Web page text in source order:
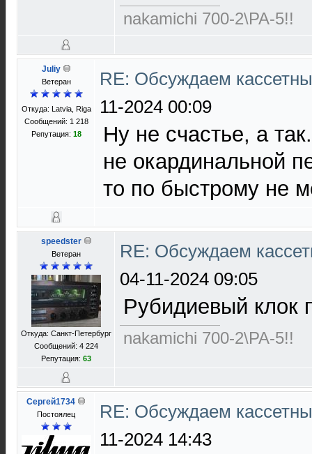
nakamichi 700-2\PA-5!!
Juliy
Ветеран
Откуда: Latvia, Riga
Сообщений: 1 218
Репутация: 18
RE: Обсуждаем
11-2024 00:09
Ну не счастье, а
не окардинальной
то по быстрому не
speedster
Ветеран
Откуда: Санкт-Петербург
Сообщений: 4 224
Репутация: 63
RE: Обсуждаем
04-11-2024 09:05
Рубидиевый клок
nakamichi 700-2\PA-5!!
Сергей1734
Постоялец
RE: Обсуждаем
11-2024 14:43